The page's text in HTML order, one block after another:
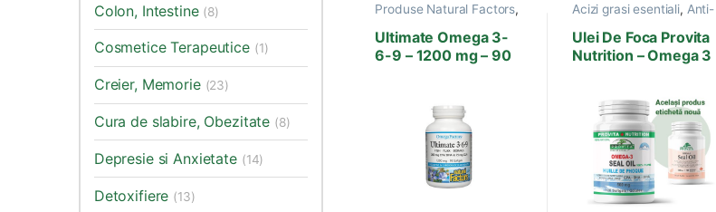
Produse Natural Factors,
imbatranire,
Antiinflamator,Boli
Cardiovasculare,Boli
Ultimate Omega 3-
6-9 – 1200 mg – 90
Acizi grasi esentiali, Anti-
Cardiovasculare,Creier,
Memorie ,Produse
Provita Nutrition
Ulei De Foca Provita
Nutrition – Omega 3
Colon, Intestine (8)
Cosmetice Terapeutice (1)
Creier, Memorie (23)
Cura de slabire, Obezitate (8)
Depresie si Anxietate (14)
Detoxifiere (13)